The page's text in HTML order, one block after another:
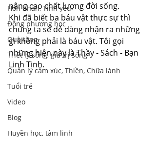
Hôn nhân, Tình yêu
Đông phương học
Quà tặng
Triết lý sống, giá trị sống
Quản lý cảm xúc, Thiền, Chữa lành
Tuổi trẻ
Video
Blog
Huyền học, tâm linh
nâng cao chất lượng đời sống.
Khi đã biết ba báu vật thực sự thì
chúng ta sẽ dễ dàng nhận ra những
gì không phải là báu vật. Tôi gọi
những hiện này là Thầy - Sách - Bạn
Linh Tinh.